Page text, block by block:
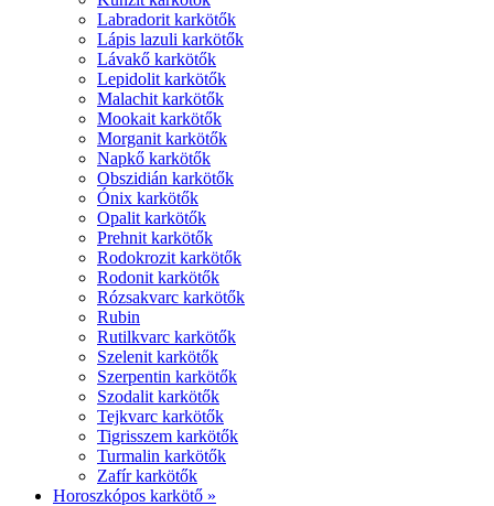
Labradorit karkötők
Lápis lazuli karkötők
Lávakő karkötők
Lepidolit karkötők
Malachit karkötők
Mookait karkötők
Morganit karkötők
Napkő karkötők
Obszidián karkötők
Ónix karkötők
Opalit karkötők
Prehnit karkötők
Rodokrozit karkötők
Rodonit karkötők
Rózsakvarc karkötők
Rubin
Rutilkvarc karkötők
Szelenit karkötők
Szerpentin karkötők
Szodalit karkötők
Tejkvarc karkötők
Tigrisszem karkötők
Turmalin karkötők
Zafír karkötők
Horoszkópos karkötő »